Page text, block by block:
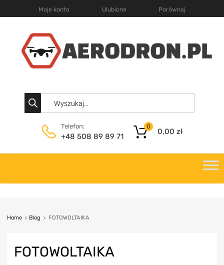
Moje konto Ulubione Porównaj
Telefon:
+48 508 89 89 71
0,00 zł
0
Home Blog FOTOWOLTAIKA
FOTOWOLTAIKA